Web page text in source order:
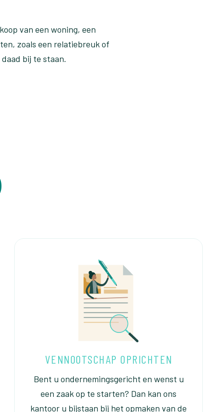
van een woning, een
zoals een relatiebreuk of
bij te staan.
VENNOOTSCHAP OPRICHTEN
Bent u ondernemingsgericht en wenst u
een zaak op te starten? Dan kan ons
kantoor u bijstaan bij het opmaken van de